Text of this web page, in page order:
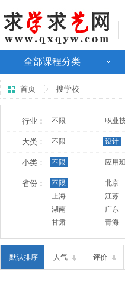
全部课程分类
首页 搜学校
行业： 不限 职业
大类： 不限 设计
小类： 不限 应用
省份： 不限 北京
上海
江苏
湖南
广东
甘肃
青海
默认排序 人气 评价